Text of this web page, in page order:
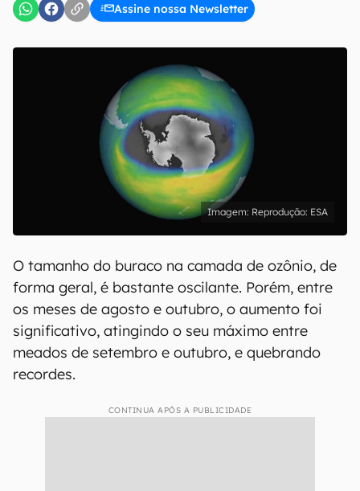
Assine nossa Newsletter
Uso e Política de Privacidade do Canaltech.
Reprodução: ESA
O tamanho do buraco na camada de ozônio, de
forma geral, é bastante oscilante. Porém, entre
os meses de agosto e outubro, o aumento foi
significativo, atingindo o seu máximo entre
meados de setembro e outubro, e quebrando
recordes.
CONTINUA APÓS A PUBLICIDADE